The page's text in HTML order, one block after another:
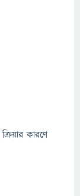
কারণে